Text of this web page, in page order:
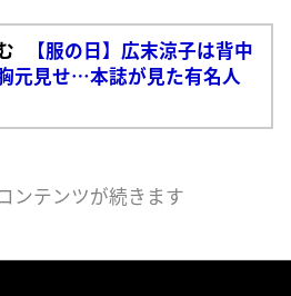
【服の日】広末涼子は背中
元見せ…本誌が見た有名人
ンテンツが続きます